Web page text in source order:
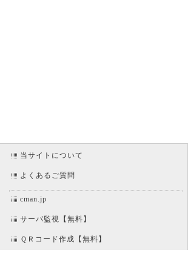
当サイトについて
よくあるご質問
cman.jp
サーバ監視【無料】
ＱＲコード作成【無料】